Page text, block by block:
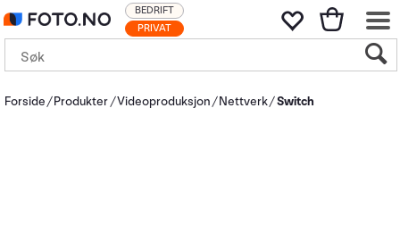
PRIVAT
BEDRIFT
Forside Produkter Videoproduksjon Nettverk Switch